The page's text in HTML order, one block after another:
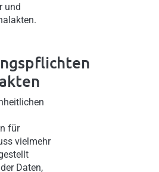
und
für
vielmehr
Daten,